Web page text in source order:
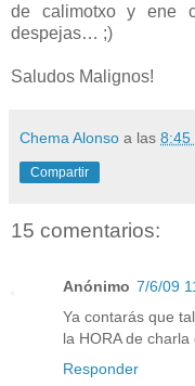
de calimotxo y ene
despejas… ;)
Saludos Malignos!
Chema Alonso a las 8:45
Compartir
15 comentarios:
Anónimo 7/6/09
Ya contarás que
la HORA de
Responder